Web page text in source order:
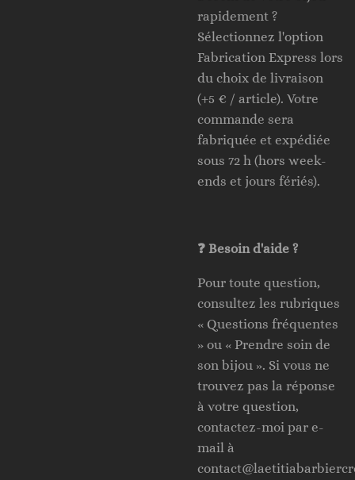
rapidement ?
Sélectionnez l'option
Fabrication Express lors
du choix de livraison
(+5 € / article). Votre
commande sera
fabriquée et expédiée
sous 72 h (hors week-
ends et jours fériés).
❓ Besoin d'aide ?
Pour toute question,
consultez les rubriques
« Questions fréquentes
» ou « Prendre soin de
son bijou ». Si vous ne
trouvez pas la réponse
à votre question,
contactez-moi par e-
mail à